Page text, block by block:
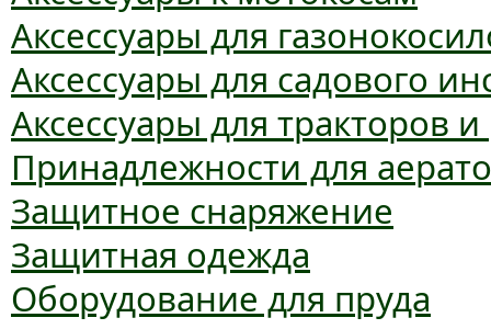
Аксессуары для
Аксессуары для садового
Аксессуары для тракторов
Принадлежности для
Защитное снаряжение
Защитная одежда
Оборудование для пруда